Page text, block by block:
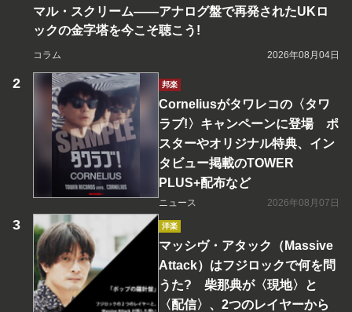
マル・スクリーム――アナログ盤で再発されたUKロ
ックの金字塔を今こそ聴こう!
コラム 2026年08月04日
邦楽
Corneliusがタワレコの〈タワ
ラブ!〉キャンペーンに登場 ポ
スターやオリジナル特典、イン
タビュー掲載のTOWER
PLUS+配布など
ニュース 2026年08月07日
洋楽
マッシヴ・アタック（Massive
Attack）はフジロックで何を問
うた? 柴那典が〈現地〉と
〈配信〉、2つのレイヤーから